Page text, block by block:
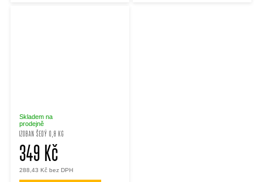
IZOBAN ŠEDÝ 0,8 KG
Skladem na
prodejně
288,43 Kč bez DPH
349 Kč